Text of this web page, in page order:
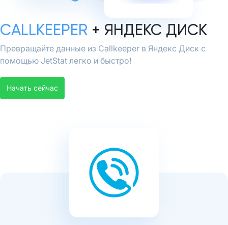
CALLKEEPER + ЯНДЕКС ДИСК
Превращайте данные из Callkeeper в Яндекс Диск с
помощью JetStat легко и быстро!
Начать сейчас